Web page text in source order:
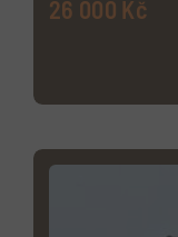
26 000 Kč